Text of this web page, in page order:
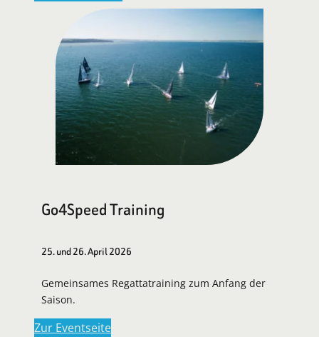
Go4Speed Training
25. und 26. April 2026
Gemeinsames Regattatraining zum Anfang der
Saison.
Zur Eventseite